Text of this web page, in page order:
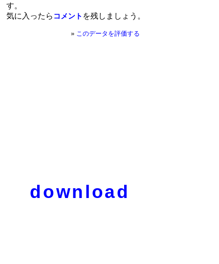
す。
気に入ったら コメント を残しましょう。
» このデータを評価する
download